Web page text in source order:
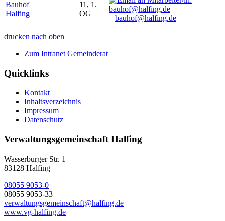
Bauhof
Halfing
11, 1.
OG
bauhof@halfing.de
drucken nach oben
Zum Intranet Gemeinderat
Quicklinks
Kontakt
Inhaltsverzeichnis
Impressum
Datenschutz
Verwaltungsgemeinschaft Halfing
Wasserburger Str. 1
83128 Halfing
08055 9053-0
08055 9053-33
verwaltungsgemeinschaft@halfing.de
www.vg-halfing.de